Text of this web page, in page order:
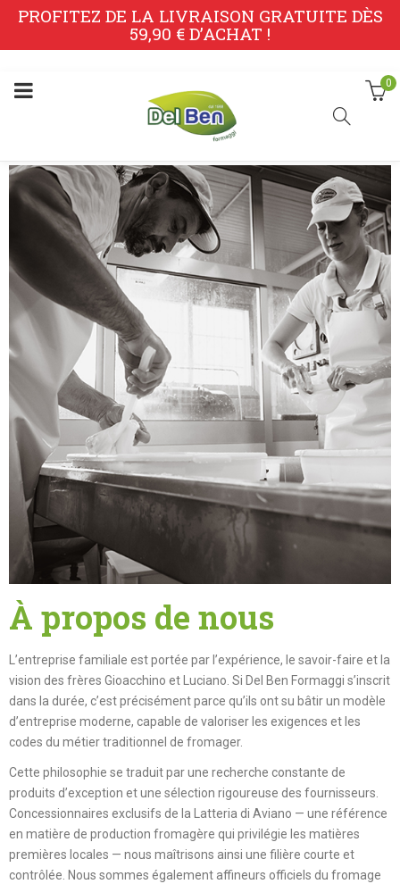
PROFITEZ DE LA LIVRAISON GRATUITE DÈS
59,90 € D’ACHAT !
0
À propos de nous
L’entreprise familiale est portée par l’expérience, le savoir-faire et la
vision des frères Gioacchino et Luciano. Si Del Ben Formaggi s’inscrit
dans la durée, c’est précisément parce qu’ils ont su bâtir un modèle
d’entreprise moderne, capable de valoriser les exigences et les
codes du métier traditionnel de fromager.
Cette philosophie se traduit par une recherche constante de
produits d’exception et une sélection rigoureuse des fournisseurs.
Concessionnaires exclusifs de la Latteria di Aviano — une référence
en matière de production fromagère qui privilégie les matières
premières locales — nous maîtrisons ainsi une filière courte et
contrôlée. Nous sommes également affineurs officiels du fromage